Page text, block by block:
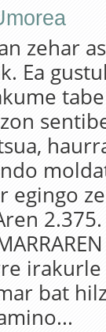
zehar
Ea
egingo
bat